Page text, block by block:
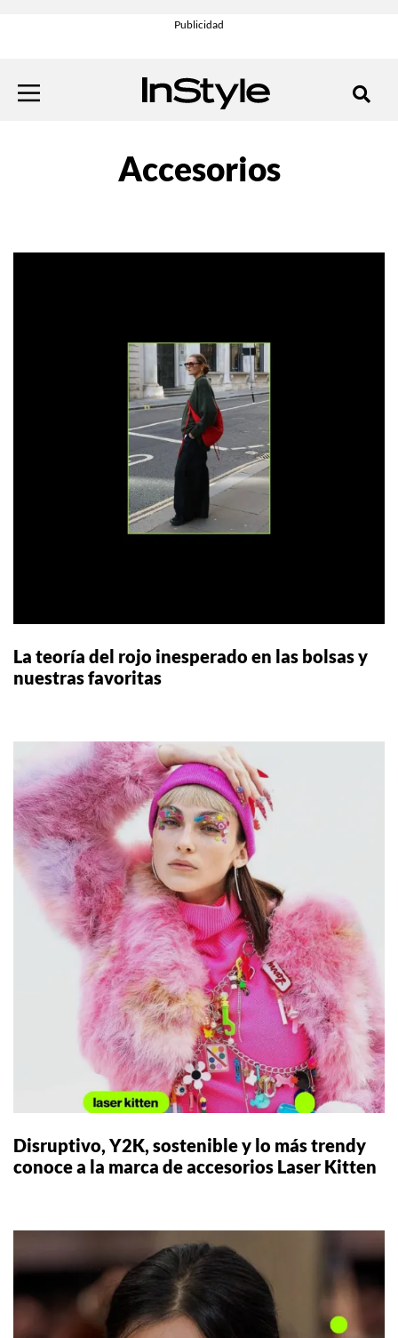
Accesorios
La teoría del rojo inesperado en las bolsas y
nuestras favoritas
Disruptivo, Y2K, sostenible y lo más trendy
conoce a la marca de accesorios Laser Kitten